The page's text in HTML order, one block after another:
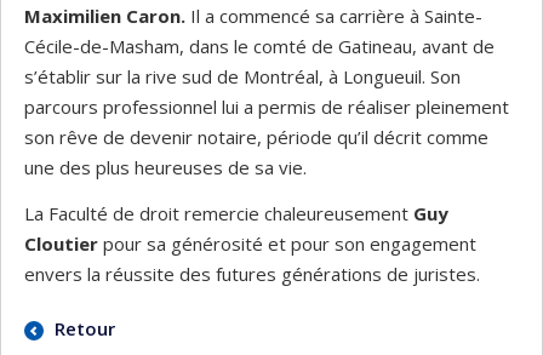
Maximilien Caron. Il a commencé sa carrière à Sainte-
Cécile-de-Masham, dans le comté de Gatineau, avant de
s’établir sur la rive sud de Montréal, à Longueuil. Son
parcours professionnel lui a permis de réaliser pleinement
son rêve de devenir notaire, période qu’il décrit comme
une des plus heureuses de sa vie.
La Faculté de droit remercie chaleureusement Guy
Cloutier pour sa générosité et pour son engagement
envers la réussite des futures générations de juristes.
Retour